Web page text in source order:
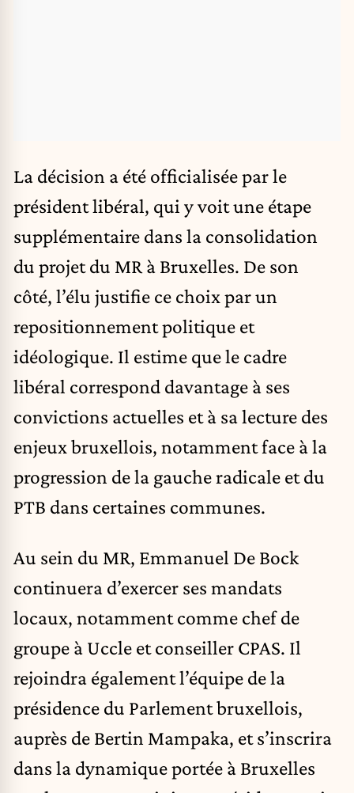
La décision a été officialisée par le
président libéral, qui y voit une étape
supplémentaire dans la consolidation
du projet du MR à Bruxelles. De son
côté, l’élu justifie ce choix par un
repositionnement politique et
idéologique. Il estime que le cadre
libéral correspond davantage à ses
convictions actuelles et à sa lecture des
enjeux bruxellois, notamment face à la
progression de la gauche radicale et du
PTB dans certaines communes.
Au sein du MR, Emmanuel De Bock
continuera d’exercer ses mandats
locaux, notamment comme chef de
groupe à Uccle et conseiller CPAS. Il
rejoindra également l’équipe de la
présidence du Parlement bruxellois,
auprès de Bertin Mampaka, et s’inscrira
dans la dynamique portée à Bruxelles